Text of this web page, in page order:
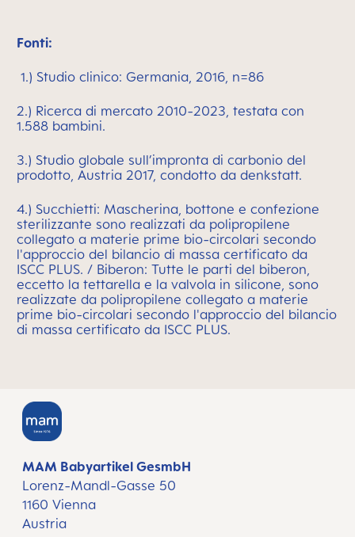
Fonti:
1.) Studio clinico: Germania, 2016, n=86
2.) Ricerca di mercato 2010-2023, testata con
1.588 bambini.
3.) Studio globale sull’impronta di carbonio del
prodotto, Austria 2017, condotto da denkstatt.
4.) Succhietti: Mascherina, bottone e confezione
sterilizzante sono realizzati da polipropilene
collegato a materie prime bio-circolari secondo
l'approccio del bilancio di massa certificato da
ISCC PLUS. / Biberon: Tutte le parti del biberon,
eccetto la tettarella e la valvola in silicone, sono
realizzate da polipropilene collegato a materie
prime bio-circolari secondo l'approccio del bilancio
di massa certificato da ISCC PLUS.
MAM Babyartikel GesmbH
Lorenz-Mandl-Gasse 50
1160 Vienna
Austria